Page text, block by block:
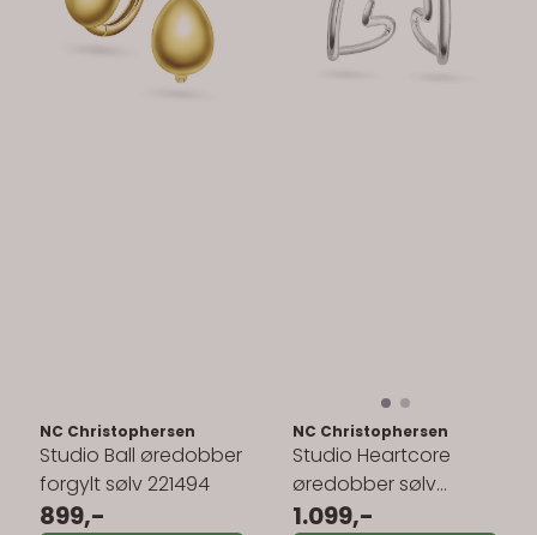
NC Christophersen
Studio Ball øredobber
forgylt sølv 221494
899,-
NC Christophersen
Studio Heartcore
øredobber sølv
221492
1.099,-